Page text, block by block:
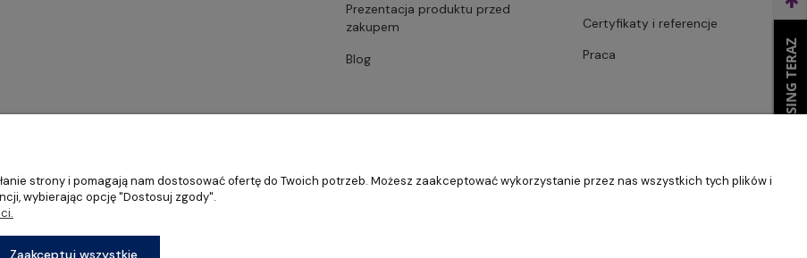
Prezentacja produktu przed
zakupem
Blog
Certyfikaty i referencje
Praca
restauracji oraz barów
Sklep internetowy Shoper Premium
strony i pomagają nam dostosować ofertę do Twoich potrzeb. Możesz zaakceptować wykorzystanie przez nas wszystkich tych plików i
wybierając opcję "Dostosuj zgody".
Zaakceptuj wszystkie
WEŹ LEASING TERAZ